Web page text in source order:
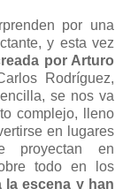
por una
y esta vez
por Arturo
Rodríguez,
se nos va
complejo, lleno
en lugares
proyectan en
todo en los
la escena y han